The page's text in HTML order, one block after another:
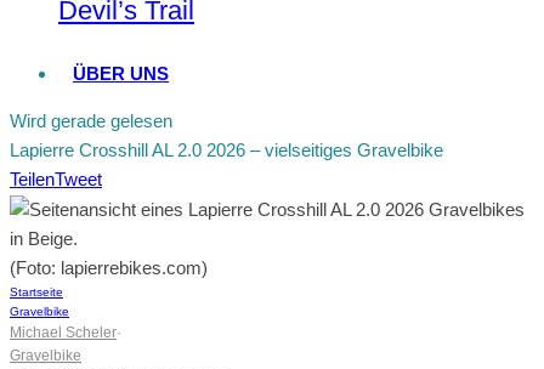
Devil’s Trail
ÜBER UNS
Wird gerade gelesen
Lapierre Crosshill AL 2.0 2026 – vielseitiges Gravelbike
TeilenTweet
(Foto: lapierrebikes.com)
Startseite
Gravelbike
Michael Scheler·
Gravelbike